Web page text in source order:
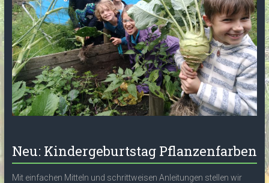
Neu: Kindergeburtstag Pflanzenfarben
Mit einfachen Mitteln und schrittweisen Anleitungen stellen wir